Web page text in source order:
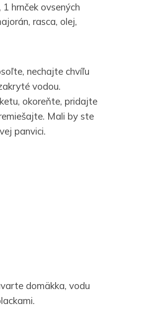
1 hrnček ovsených
rasca, olej,
nechajte chvíľu
vodou.
okoreňte, pridajte
Mali by ste
panvici.
domäkka, vodu